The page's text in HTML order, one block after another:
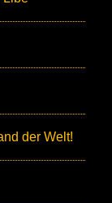
der Welt!